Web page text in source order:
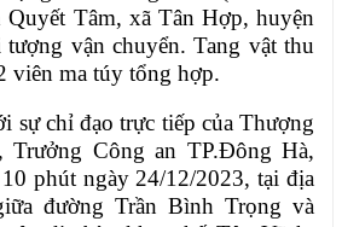
Tâm, xã Tân Hợp, huyện
vận chuyển. Tang vật thu
viên ma túy tổng hợp.
sự chỉ đạo trực tiếp của Thượng
Trưởng Công an TP.Đông Hà,
phút ngày 24/12/2023, tại địa
đường Trần Bình Trọng và